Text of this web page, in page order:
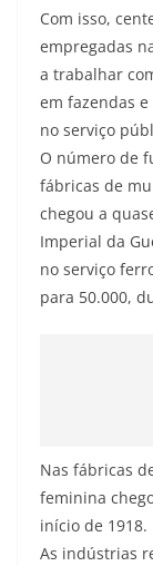
Com isso,
empregadas
a trabalhar
em fazendas
no serviço
O número de
fábricas de
chegou a
Imperial da
no serviço
para 50.000,
Nas fábricas
feminina
início de 1918.
As indústrias